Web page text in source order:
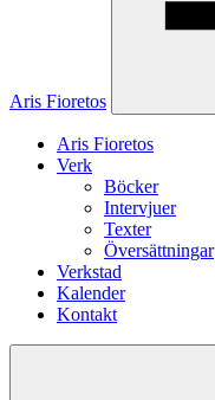
Aris Fioretos
Aris Fioretos
Verk
Böcker
Intervjuer
Texter
Översättningar
Verkstad
Kalender
Kontakt